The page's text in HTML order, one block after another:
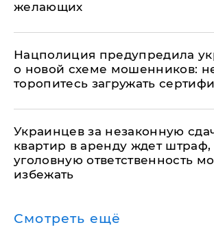
желающих
Нацполиция предупредила
о новой схеме мошенников:
торопитесь загружать
Украинцев за незаконную
квартир в аренду ждет штраф,
уголовную ответственность
избежать
Смотреть ещё